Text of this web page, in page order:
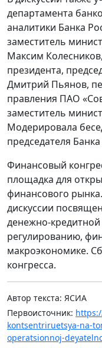
департамента
аналитики Банка
заместитель
Максим
президента,
Дмитрий Пьянов,
правления ПАО
заместитель
Модерировала
председателя
Финансовый
площадка для
финансового
дискуссии
денежно-
регулированию,
макроэкономике.
конгресса.
Автор текста: ЯСИА
Первоисточник:
kontsentriruetsya-na-
operatsionnoj-